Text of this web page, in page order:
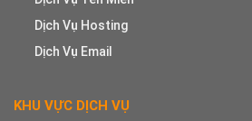
Dịch Vụ Hosting
Dịch Vụ Email
KHU VỰC DỊCH VỤ